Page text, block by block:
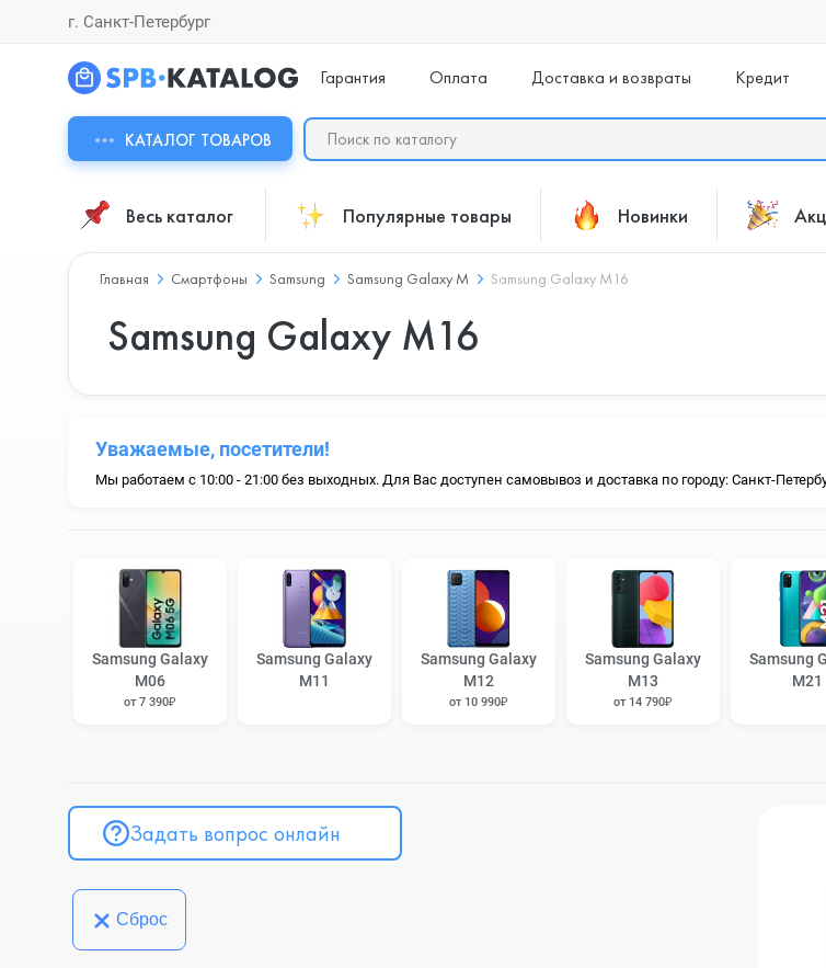
г. Санкт-Петербург
Гарантия Оплата Доставка и возвраты Кредит
КАТАЛОГ ТОВАРОВ
Весь каталог Популярные товары Новинки
Главная Смартфоны Samsung Samsung Galaxy M Samsung Galaxy M16
Samsung Galaxy M16
Уважаемые, посетители!
Мы работаем с 10:00 - 21:00 без выходных. Для Вас доступен самовывоз и доставка по городу: Санкт-
Samsung Galaxy
M06
от 7 390₽
Samsung Galaxy
M11
Samsung Galaxy
M12
от 10 990₽
Samsung Galaxy
M13
от 14 790₽
Samsung
M21
Задать вопрос онлайн
Сброс